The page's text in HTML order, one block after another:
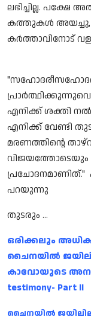
ലഭിച്ചില്ല. പക്ഷേ
കത്തുകൾ അയച്ചു,
കർത്താവിനോട്
എനിക്ക് ശക്തി
എനിക്ക് വേണ്ടി
മരണത്തിൻ്റെ
പ്രചോദനമാണിത്."
പറയുന്നു
തുടരും ...
ഒരിക്കലും
ചൈനയിൽ
കാവോയുടെ
testimony- Part II
ചൈനയിൽ